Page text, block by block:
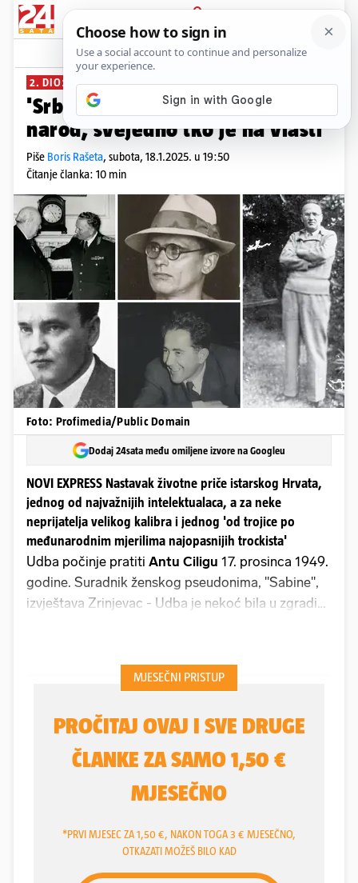
PRIJAVA
News Komentari
2. DIO: DOSJE CILIGA PLUS+
'Srbi i Hrvati ustvari su jedan
narod, svejedno tko je na vlasti'
Piše Boris Rašeta, subota, 18.1.2025. u 19:50
Čitanje članka: 10 min
Foto: Profimedia/Public Domain
Dodaj 24sata među omiljene izvore na Googleu
NOVI EXPRESS Nastavak životne priče istarskog Hrvata,
jednog od najvažnijih intelektualaca, a za neke
neprijatelja velikog kalibra i jednog 'od trojice po
međunarodnim mjerilima najopasnijih trockista'
Udba počinje pratiti Antu Ciligu 17. prosinca 1949.
godine. Suradnik ženskog pseudonima, "Sabine",
izvještava Zrinjevac - Udba je nekoć bila u zgradi
će knjiga imati dobar tretman, "jer se njega tretirao
kao najboljeg stručnjaka za spor KPJ - IB",
"da on podržava stav KP protiv moskovskih
imperijalista, mada ima i pitanja na kojima se ne
slaže sa KPJ". Sukob Jugoslavije i Rusije ocijenio je
"teškim" i "bezizlaznim" jer Rusi "protiv naroda koji
je na razgovore u Italiju doputovao iz Pariza, u
kojem je živio, a "Sabine" izvještava da bi se u Rimu
želio vidjeti i s "Neronom", opet, dakle, suradnikom